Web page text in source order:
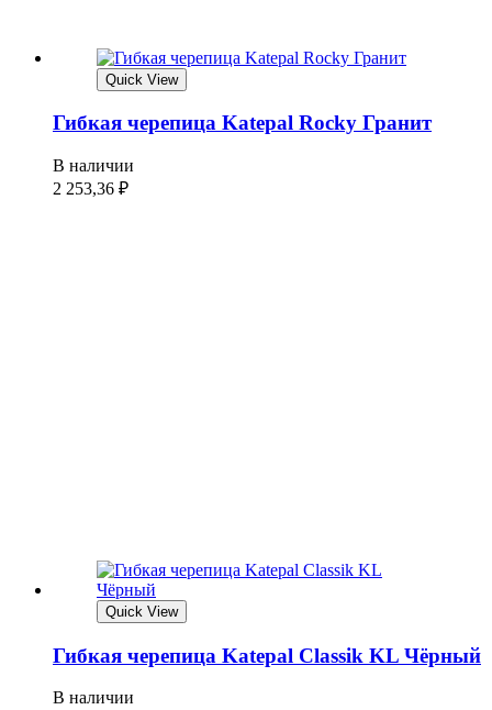
Quick View
Гибкая черепица Katepal Rocky Гранит
В наличии
2 253,36 ₽
Quick View
Гибкая черепица Katepal Classik KL Чёрный
В наличии